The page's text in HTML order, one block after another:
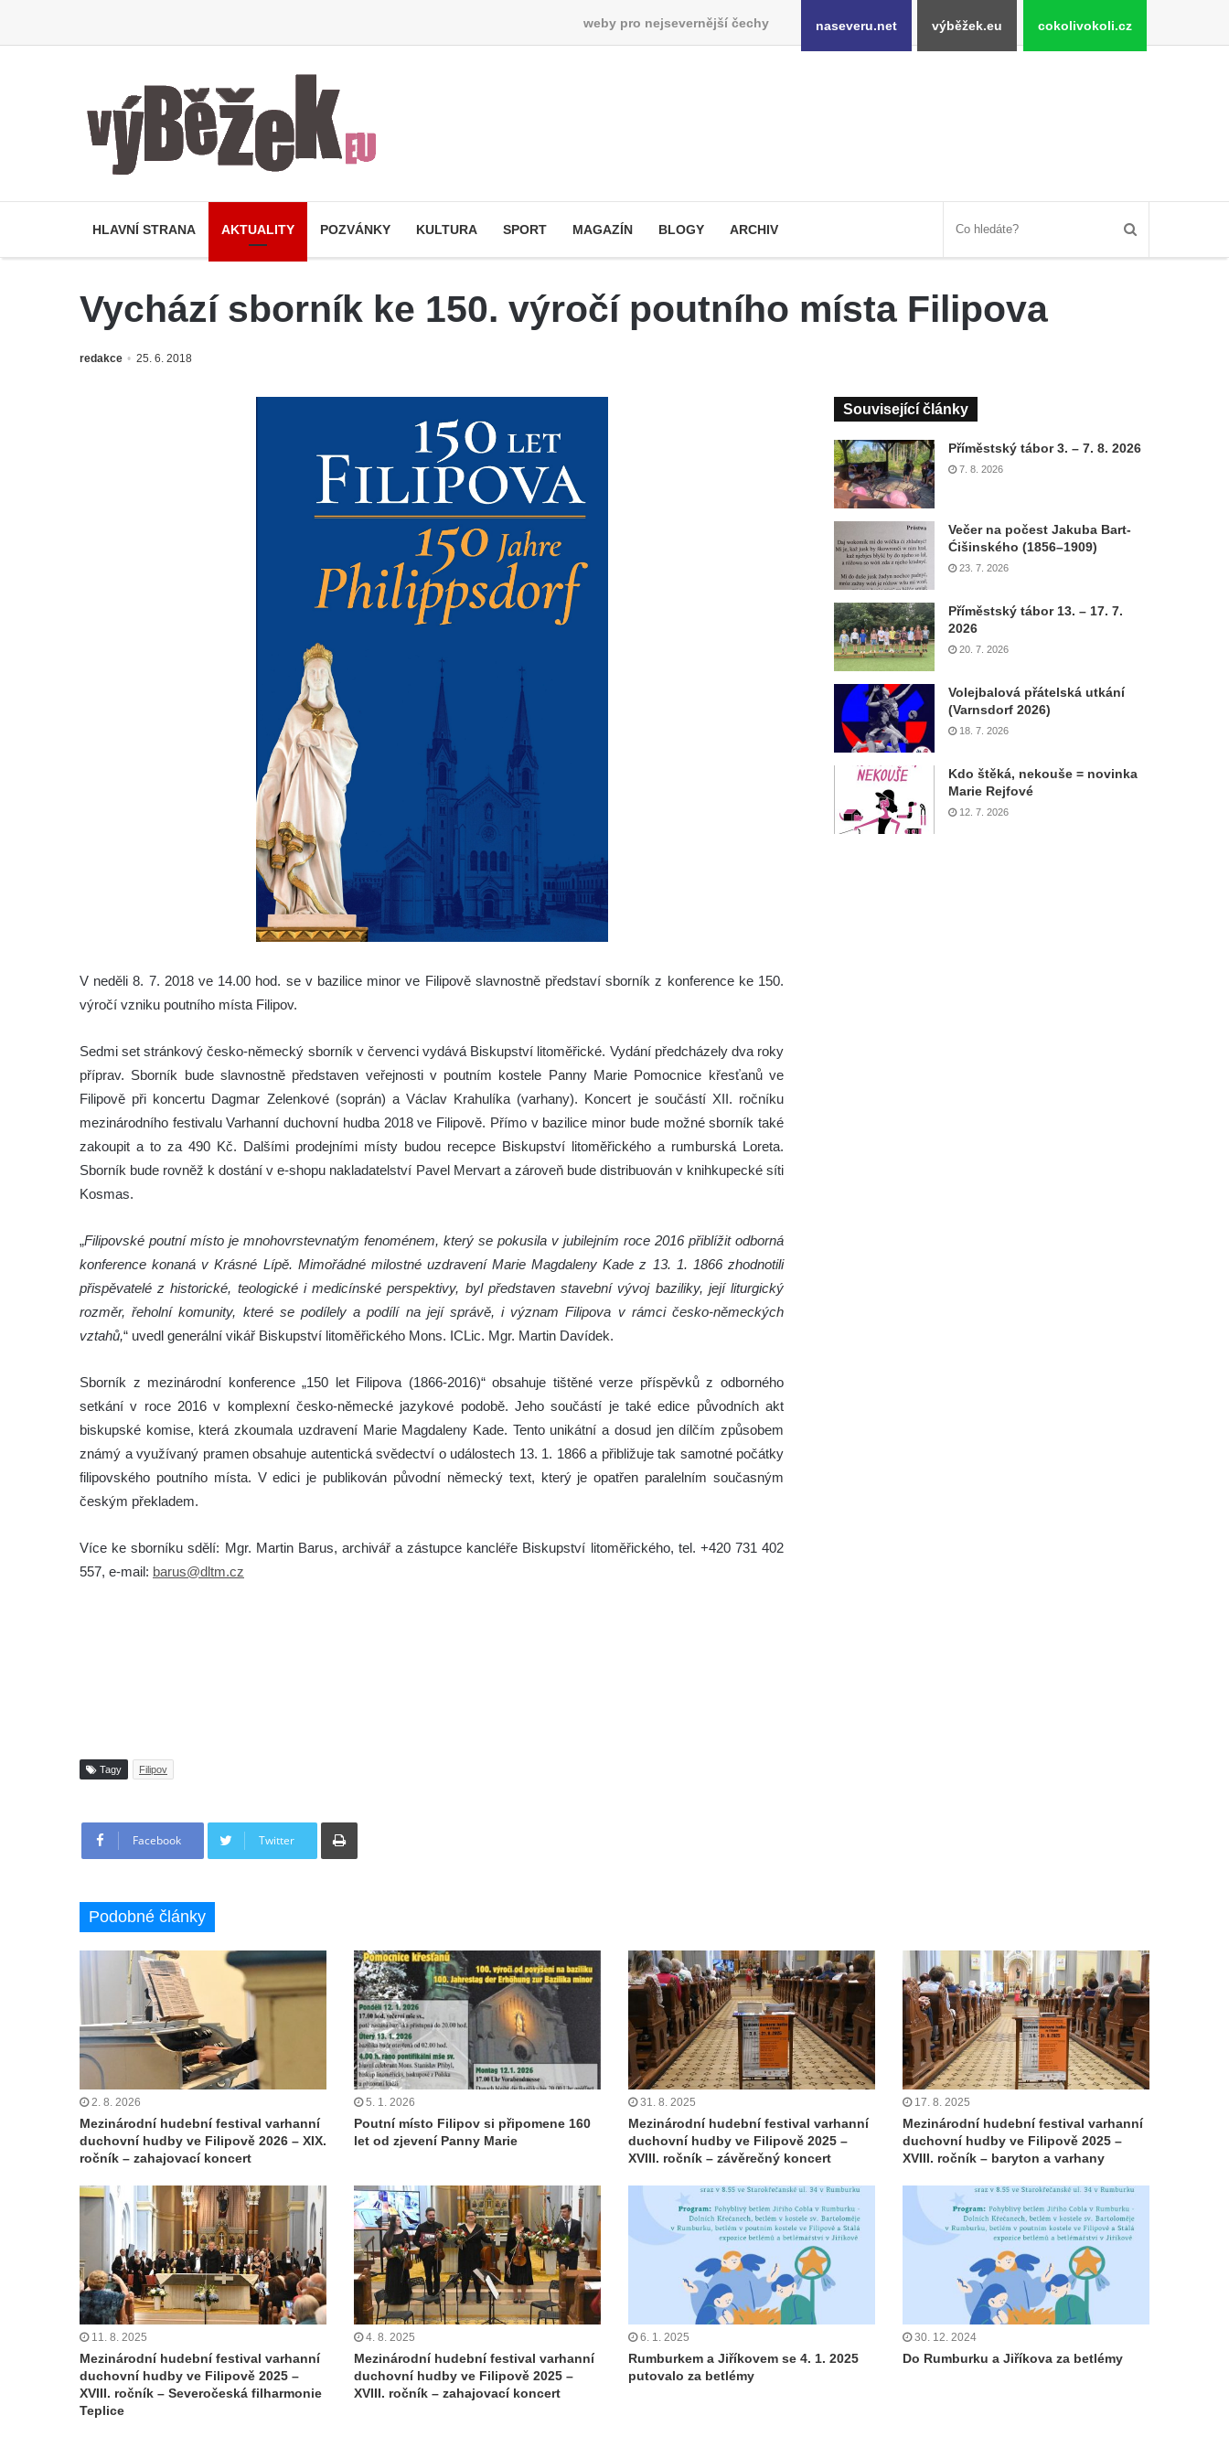
weby pro nejsevernější čechy naseveru.net výběžek.eu cokolivokoli.cz
HLAVNÍ STRANA AKTUALITY POZVÁNKY KULTURA SPORT MAGAZÍN BLOGY ARCHIV
Vychází sborník ke 150. výročí poutního místa Filipova
redakce 25. 6. 2018
V neděli 8. 7. 2018 ve 14.00 hod. se v bazilice minor ve Filipově slavnostně představí sborník z konference ke 150.
výročí vzniku poutního místa Filipov.
Sedmi set stránkový česko-německý sborník v červenci vydává Biskupství litoměřické. Vydání předcházely dva roky
příprav. Sborník bude slavnostně představen veřejnosti v poutním kostele Panny Marie Pomocnice křesťanů ve
Filipově při koncertu Dagmar Zelenkové (soprán) a Václav Krahulíka (varhany). Koncert je součástí XII. ročníku
mezinárodního festivalu Varhanní duchovní hudba 2018 ve Filipově. Přímo v bazilice minor bude možné sborník také
zakoupit a to za 490 Kč. Dalšími prodejními místy budou recepce Biskupství litoměřického a rumburská Loreta.
Sborník bude rovněž k dostání v e-shopu nakladatelství Pavel Mervart a zároveň bude distribuován v knihkupecké síti
Kosmas.
„Filipovské poutní místo je mnohovrstevnatým fenoménem, který se pokusila v jubilejním roce 2016 přiblížit odborná
konference konaná v Krásné Lípě. Mimořádné milostné uzdravení Marie Magdaleny Kade z 13. 1. 1866 zhodnotili
přispěvatelé z historické, teologické i medicínské perspektivy, byl představen stavební vývoj baziliky, její liturgický
rozměr, řeholní komunity, které se podílely a podílí na její správě, i význam Filipova v rámci česko-německých
vztahů,“ uvedl generální vikář Biskupství litoměřického Mons. ICLic. Mgr. Martin Davídek.
Sborník z mezinárodní konference „150 let Filipova (1866-2016)“ obsahuje tištěné verze příspěvků z odborného
setkání v roce 2016 v komplexní česko-německé jazykové podobě. Jeho součástí je také edice původních akt
biskupské komise, která zkoumala uzdravení Marie Magdaleny Kade. Tento unikátní a dosud jen dílčím způsobem
známý a využívaný pramen obsahuje autentická svědectví o událostech 13. 1. 1866 a přibližuje tak samotné počátky
filipovského poutního místa. V edici je publikován původní německý text, který je opatřen paralelním současným
českým překladem.
Více ke sborníku sdělí: Mgr. Martin Barus, archivář a zástupce kancléře Biskupství litoměřického, tel. +420 731 402
557, e-mail: barus@dltm.cz
Tagy Filipov
Facebook Twitter
Tisknout
Související články
Příměstský tábor 3. – 7. 8. 2026
7. 8. 2026
Večer na počest Jakuba Bart-
Ćišinského (1856–1909)
23. 7. 2026
Příměstský tábor 13. – 17. 7.
2026
20. 7. 2026
Volejbalová přátelská utkání
(Varnsdorf 2026)
18. 7. 2026
Kdo štěká, nekouše = novinka
Marie Rejfové
12. 7. 2026
Podobné články
2. 8. 2026
Mezinárodní hudební festival varhanní
duchovní hudby ve Filipově 2026 – XIX.
ročník – zahajovací koncert
5. 1. 2026
Poutní místo Filipov si připomene 160
let od zjevení Panny Marie
31. 8. 2025
Mezinárodní hudební festival varhanní
duchovní hudby ve Filipově 2025 –
XVIII. ročník – závěrečný koncert
17. 8. 2025
Mezinárodní hudební festival varhanní
duchovní hudby ve Filipově 2025 –
XVIII. ročník – baryton a varhany
11. 8. 2025
Mezinárodní hudební festival varhanní
duchovní hudby ve Filipově 2025 –
XVIII. ročník – Severočeská filharmonie
Teplice
4. 8. 2025
Mezinárodní hudební festival varhanní
duchovní hudby ve Filipově 2025 –
XVIII. ročník – zahajovací koncert
6. 1. 2025
Rumburkem a Jiříkovem se 4. 1. 2025
putovalo za betlémy
30. 12. 2024
Do Rumburku a Jiříkova za betlémy